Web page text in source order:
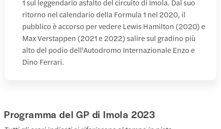
1 sul leggendario asfalto del circuito di Imola. Dal suo
ritorno nel calendario della Formula 1 nel 2020, il
pubblico è accorso per vedere Lewis Hamilton (2020) e
Max Verstappen (2021 e 2022) salire sul gradino più
alto del podio dell'Autodromo Internazionale Enzo e
Dino Ferrari.
Programma del GP di Imola 2023